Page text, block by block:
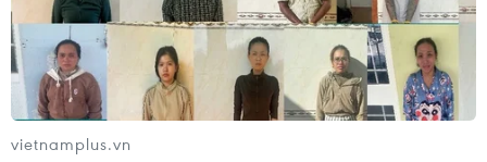
vietnamplus.vn